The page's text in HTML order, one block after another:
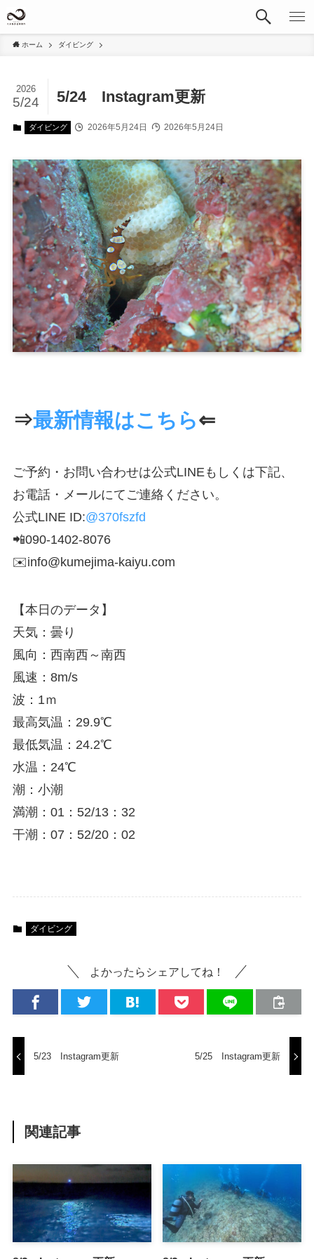
ホーム ダイビング
5/24 Instagram更新
2026
5/24
ダイビング 2026年5月24日 2026年5月24日
⇒最新情報はこちら⇐
ご予約・お問い合わせは公式LINEもしくは下記、
お電話・メールにてご連絡ください。
公式LINE ID:@370fszfd
📲090-1402-8076
✉️info@kumejima-kaiyu.com
【本日のデータ】
天気：曇り
風向：西南西～南西
風速：8m/s
波：1ｍ
最高気温：29.9℃
最低気温：24.2℃
水温：24℃
潮：小潮
満潮：01：52/13：32
干潮：07：52/20：02
ダイビング
よかったらシェアしてね！
5/23 Instagram更新 5/25 Instagram更新
関連記事